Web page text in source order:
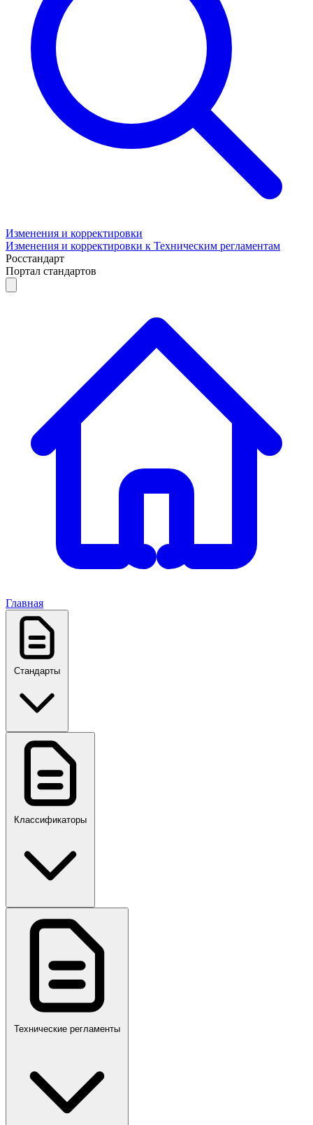
Изменения и корректировки
Изменения и корректировки к Техническим регламентам
Росстандарт
Портал стандартов
Главная
Стандарты
ГОСТ, ГОСТ Р, ПНСТ
ПР,Р,ПМГ,РМГ
Классификаторы
Технические регламенты